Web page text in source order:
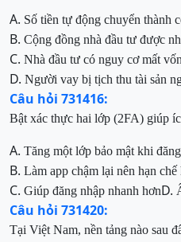
A. Số tiền tự động chuyển thành
B. Cộng đồng nhà đầu tư được
C. Nhà đầu tư có nguy cơ mất
D. Người vay bị tịch thu tài sản
Câu hỏi 731416:
Bật xác thực hai lớp (2FA) giúp
A. Tăng một lớp bảo mật khi
B. Làm app chậm lại nên hạn chế
C. Giúp đăng nhập nhanh hơnD.
Câu hỏi 731420:
Tại Việt Nam, nền tảng nào sau